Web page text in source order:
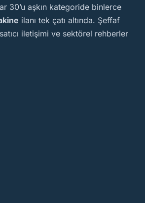
30’u aşkın kategoride binlerce
ilanı tek çatı altında. Şeffaf
iletişimi ve sektörel rehberler